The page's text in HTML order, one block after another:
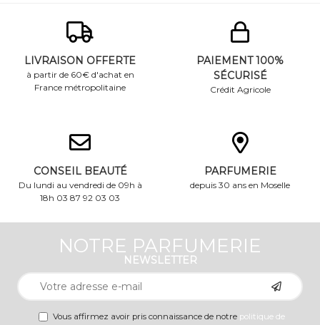
LIVRAISON OFFERTE
à partir de 60€ d'achat en
France métropolitaine
PAIEMENT 100%
SÉCURISÉ
Crédit Agricole
CONSEIL BEAUTÉ
Du lundi au vendredi de 09h à
18h 03 87 92 03 03
PARFUMERIE
depuis 30 ans en Moselle
NOTRE PARFUMERIE
NEWSLETTER
Vous affirmez avoir pris connaissance de notre politique de